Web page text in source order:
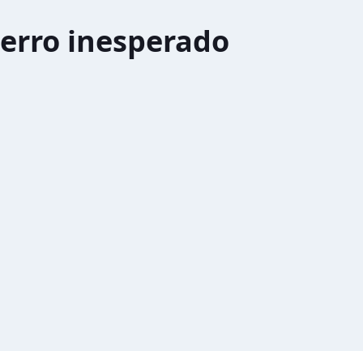
erro inesperado